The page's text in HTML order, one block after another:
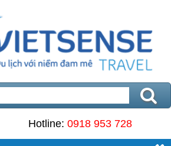
Hotline: 0918 953 728